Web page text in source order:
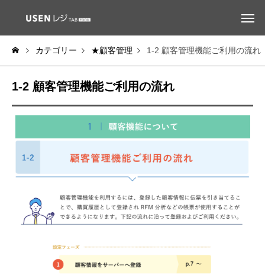
カテゴリー ★顧客管理 1-2 顧客管理機能ご利用の流れ
1-2 顧客管理機能ご利用の流れ